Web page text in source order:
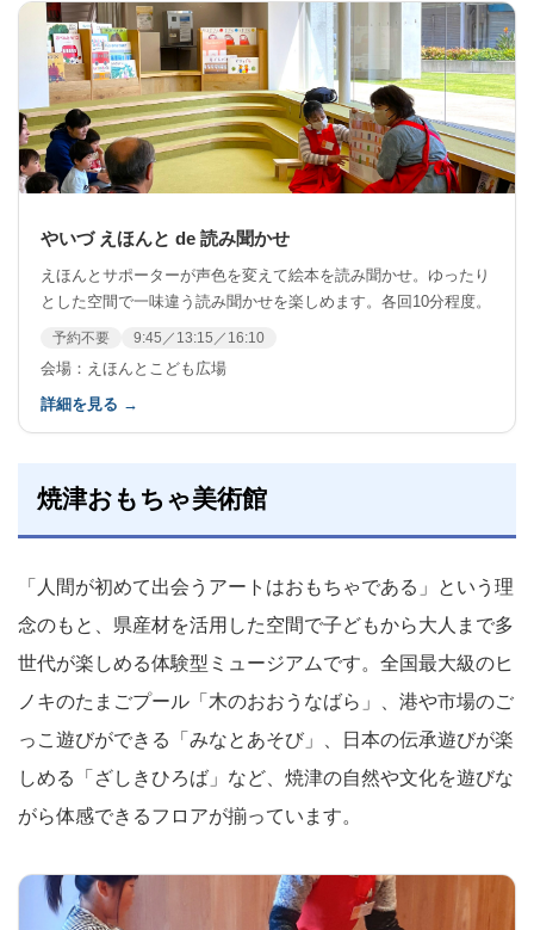
やいづ えほんと de 読み聞かせ
えほんとサポーターが声色を変えて絵本を読み聞かせ。ゆったり
とした空間で一味違う読み聞かせを楽しめます。各回10分程度。
予約不要 9:45／13:15／16:10
会場：えほんとこども広場
詳細を見る →
焼津おもちゃ美術館
「人間が初めて出会うアートはおもちゃである」という理
念のもと、県産材を活用した空間で子どもから大人まで多
世代が楽しめる体験型ミュージアムです。全国最大級のヒ
ノキのたまごプール「木のおおうなばら」、港や市場のご
っこ遊びができる「みなとあそび」、日本の伝承遊びが楽
しめる「ざしきひろば」など、焼津の自然や文化を遊びな
がら体感できるフロアが揃っています。